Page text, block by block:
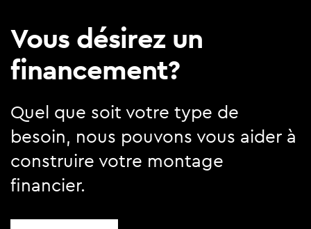
Vous désirez un
financement?
Quel que soit votre type de
besoin, nous pouvons vous aider à
construire votre montage
financier.